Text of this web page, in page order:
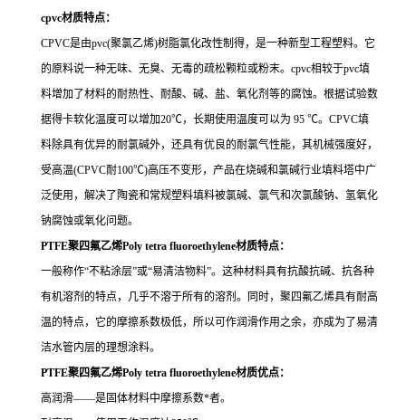
cpvc材质特点：
CPVC是由pvc(聚氯乙烯)树脂氯化改性制得，是一种新型工程塑料。它
的原料说一种无味、无臭、无毒的疏松颗粒或粉末。cpvc相较于pvc填
料增加了材料的耐热性、耐酸、碱、盐、氧化剂等的腐蚀。根据试验数
据得卡软化温度可以增加20℃，长期使用温度可以为 95 ℃。CPVC填
料除具有优异的耐氯碱外，还具有优良的耐氯气性能，其机械强度好，
受高温(CPVC耐100℃)高压不变形，产品在烧碱和氯碱行业填料塔中广
泛使用，解决了陶瓷和常规塑料填料被氯碱、氯气和次氯酸钠、氢氧化
钠腐蚀或氧化问题。
PTFE聚四氟乙烯Poly tetra fluoroethylene材质特点：
一般称作“不粘涂层”或“易清洁物料”。这种材料具有抗酸抗碱、抗各种
有机溶剂的特点，几乎不溶于所有的溶剂。同时，聚四氟乙烯具有耐高
温的特点，它的摩擦系数极低，所以可作润滑作用之余，亦成为了易清
洁水管内层的理想涂料。
PTFE聚四氟乙烯Poly tetra fluoroethylene材质优点：
高润滑——是固体材料中摩擦系数*者。